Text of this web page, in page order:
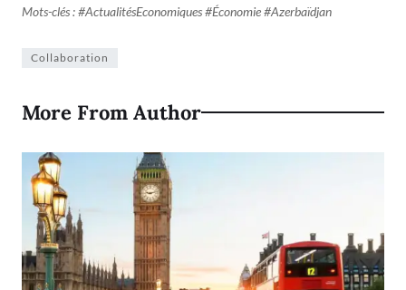
Mots-clés : #ActualitésEconomiques #Économie #Azerbaïdjan
Collaboration
More From Author